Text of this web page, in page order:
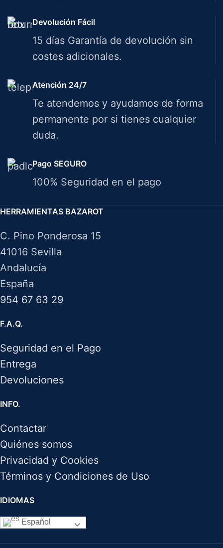
Devolución Fácil
15 días Garantía de devolución sin
costes adicionales.
Atención 24/7
Te atendemos y ayudamos de forma
permanente por si tienes cualquier
duda.
Pago SEGURO
100% Seguridad en el pago
HERRAMIENTAS BAZAROT
C. Pino Ponderosa 15
41016 Sevilla
Andalucía
España
954 67 63 29
F.A.Q.
Seguridad en el Pago
Entrega
Devoluciones
INFO.
Contactar
Quiénes somos
Privacidad y Cookies
Términos y Condiciones de Uso
IDIOMAS
Español